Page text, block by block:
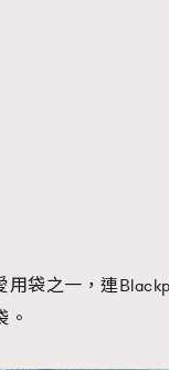
袋之一，連
。